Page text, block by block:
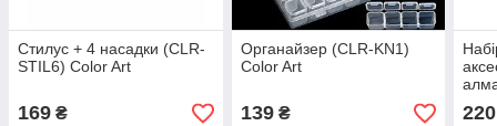
Стилус + 4 насадки (CLR-
STIL6) Color Art
169 ₴
Органайзер (CLR-KN1)
Color Art
139₴ 220